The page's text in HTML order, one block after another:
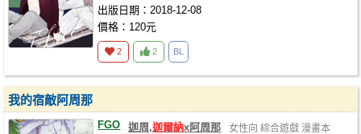
出版日期：2018-12-08
價格：120元
2 2 BL
我的宿敵阿周那
FGO 迦周,迦爾納x阿周那 女性向 綜合遊戲 漫畫本